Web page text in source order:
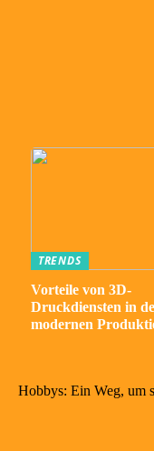
TRENDS
Vorteile von 3D-
Druckdiensten in
modernen
Hobbys: Ein Weg, um